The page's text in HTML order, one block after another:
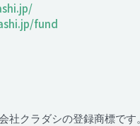
fund
クラダシの登録商標で